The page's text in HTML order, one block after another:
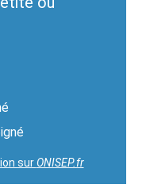
surONISEP.fr